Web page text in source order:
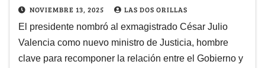
NOVIEMBRE 13, 2025 LAS DOS ORILLAS
El presidente nombró al exmagistrado César Julio
Valencia como nuevo ministro de Justicia, hombre
clave para recomponer la relación entre el Gobierno y